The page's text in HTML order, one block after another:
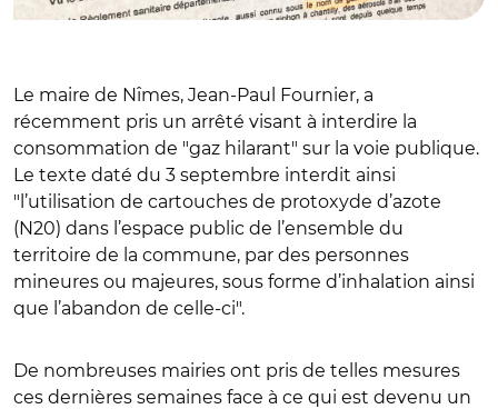
Le maire de Nîmes, Jean-Paul Fournier, a
récemment pris un arrêté visant à interdire la
consommation de "gaz hilarant" sur la voie publique.
Le texte daté du 3 septembre interdit ainsi
"l’utilisation de cartouches de protoxyde d’azote
(N20) dans l’espace public de l’ensemble du
territoire de la commune, par des personnes
mineures ou majeures, sous forme d’inhalation ainsi
que l’abandon de celle-ci".
De nombreuses mairies ont pris de telles mesures
ces dernières semaines face à ce qui est devenu un